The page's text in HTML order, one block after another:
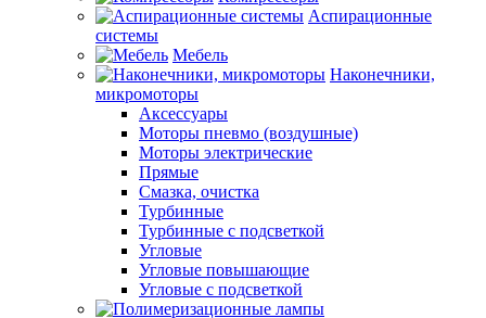
Аспирационные
системы
Мебель
Наконечники,
микромоторы
Аксессуары
Моторы пневмо (воздушные)
Моторы электрические
Прямые
Смазка, очистка
Турбинные
Турбинные с подсветкой
Угловые
Угловые повышающие
Угловые с подсветкой